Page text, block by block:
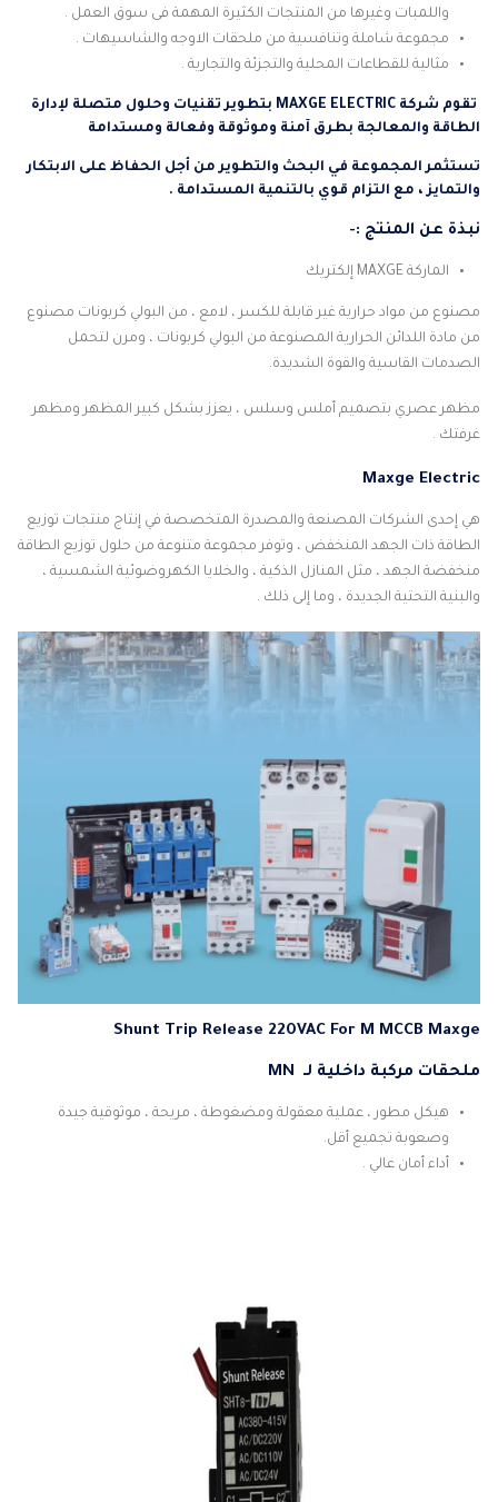
واللمبات وغيرها من المنتجات الكثيرة المهمة فى سوق العمل .
مجموعة شاملة وتنافسية من ملحقات الاوجه والشاسيهات .
مثالية للقطاعات المحلية والتجزئة والتجارية .
تقوم شركة MAXGE ELECTRIC بتطوير تقنيات وحلول متصلة لإدارة
الطاقة والمعالجة بطرق آمنة وموثوقة وفعالة ومستدامة
تستثمر المجموعة في البحث والتطوير من أجل الحفاظ على الابتكار
والتمايز ، مع التزام قوي بالتنمية المستدامة .
نبذة عن المنتج :-
الماركة MAXGE إلكتريك
مصنوع من مواد حرارية غير قابلة للكسر ، لامع ، من البولي كربونات مصنوع
من مادة اللدائن الحرارية المصنوعة من البولي كربونات ، ومرن لتحمل
الصدمات القاسية والقوة الشديدة.
مظهر عصري بتصميم أملس وسلس ، يعزز بشكل كبير المظهر ومظهر
غرفتك .
Maxge Electric
هي إحدى الشركات المصنعة والمصدرة المتخصصة في إنتاج منتجات توزيع
الطاقة ذات الجهد المنخفض ، وتوفر مجموعة متنوعة من حلول توزيع الطاقة
منخفضة الجهد ، مثل المنازل الذكية ، والخلايا الكهروضوئية الشمسية ،
والبنية التحتية الجديدة ، وما إلى ذلك .
Shunt Trip Release 220VAC For M MCCB Maxge
ملحقات مركبة داخلية لـ MN
هيكل مطور ، عملية معقولة ومضغوطة ، مريحة ، موثوقية جيدة
وصعوبة تجميع أقل.
أداء أمان عالي .